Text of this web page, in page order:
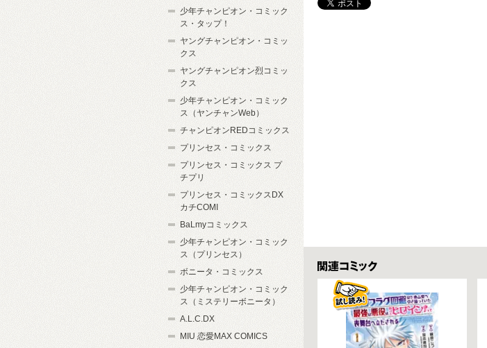
関連コミックス
少年チャンピオン・コミック
ス・タップ！
ヤングチャンピオン・コミッ
クス
ヤングチャンピオン烈コミッ
クス
少年チャンピオン・コミック
ス（ヤンチャンWeb）
チャンピオンREDコミックス
プリンセス・コミックス
プリンセス・コミックス プ
チプリ
プリンセス・コミックスDX
カチCOMI
BaLmyコミックス
少年チャンピオン・コミック
ス（プリンセス）
ボニータ・コミックス
少年チャンピオン・コミック
ス（ミステリーボニータ）
A.L.C.DX
MIU 恋愛MAX COMICS